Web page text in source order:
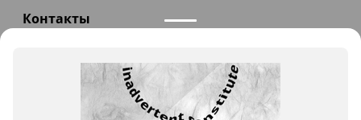
Контакты
info@teploexpert.com
Пн—Сб 09:00 – 18:00